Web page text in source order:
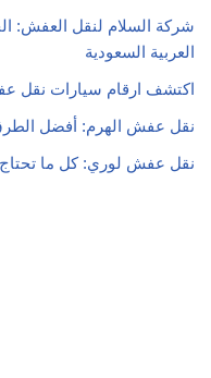
شركة السلام لنقل العفش:
العربية السعودية
اكتشف ارقام سيارات نقل
نقل عفش الهرم: أفضل
نقل عفش لوري: كل ما تحتاج